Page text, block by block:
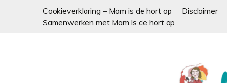
Cookieverklaring – Mam is de hort op Disclaimer
Samenwerken met Mam is de hort op